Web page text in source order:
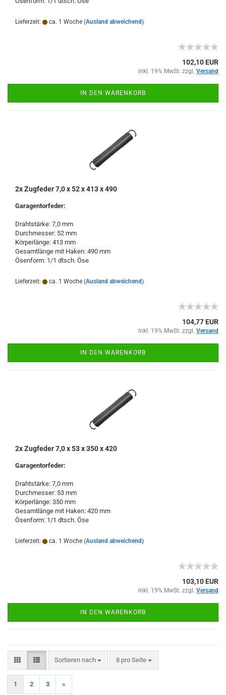
Lieferzeit: ca. 1 Woche (Ausland abweichend)
102,10 EUR
inkl. 19% MwSt. zzgl. Versand
IN DEN WARENKORB
2x Zugfeder 7,0 x 52 x 413 x 490
Garagentorfeder:
Drahtstärke: 7,0 mm
Durchmesser: 52 mm
Körperlänge: 413 mm
Gesamtlänge mit Haken: 490 mm
Ösenform: 1/1 dtsch. Öse
Lieferzeit: ca. 1 Woche (Ausland abweichend)
104,77 EUR
inkl. 19% MwSt. zzgl. Versand
IN DEN WARENKORB
2x Zugfeder 7,0 x 53 x 350 x 420
Garagentorfeder:
Drahtstärke: 7,0 mm
Durchmesser: 53 mm
Körperlänge: 350 mm
Gesamtlänge mit Haken: 420 mm
Ösenform: 1/1 dtsch. Öse
Lieferzeit: ca. 1 Woche (Ausland abweichend)
103,10 EUR
inkl. 19% MwSt. zzgl. Versand
IN DEN WARENKORB
Sortieren nach
Sortieren nach 8 pro Seite
pro Seite
1 2 3 »